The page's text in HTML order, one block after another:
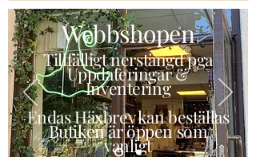
Webbshopen
Tillfälligt nerstängd pga
Uppdateringar &
Inventering
Endas Häxbrev kan beställas
Butiken är öppen som
vanligt